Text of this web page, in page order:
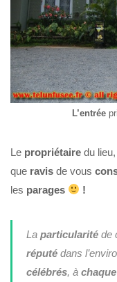
L’entrée
Le propriétaire du
que ravis de vous
les parages !
La particularitéde
réputédans
célébrés, à